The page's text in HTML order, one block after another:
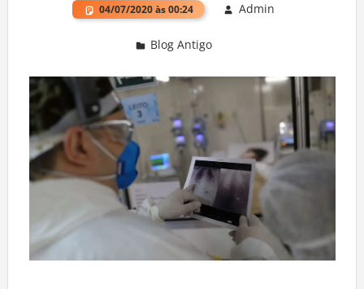
04/07/2020 às 00:24 Admin
Blog Antigo